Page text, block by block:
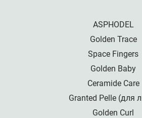
ASPHODEL
Golden Trace
Space Fingers
Golden Baby
Ceramide Care
Granted Pelle (для
Golden Curl